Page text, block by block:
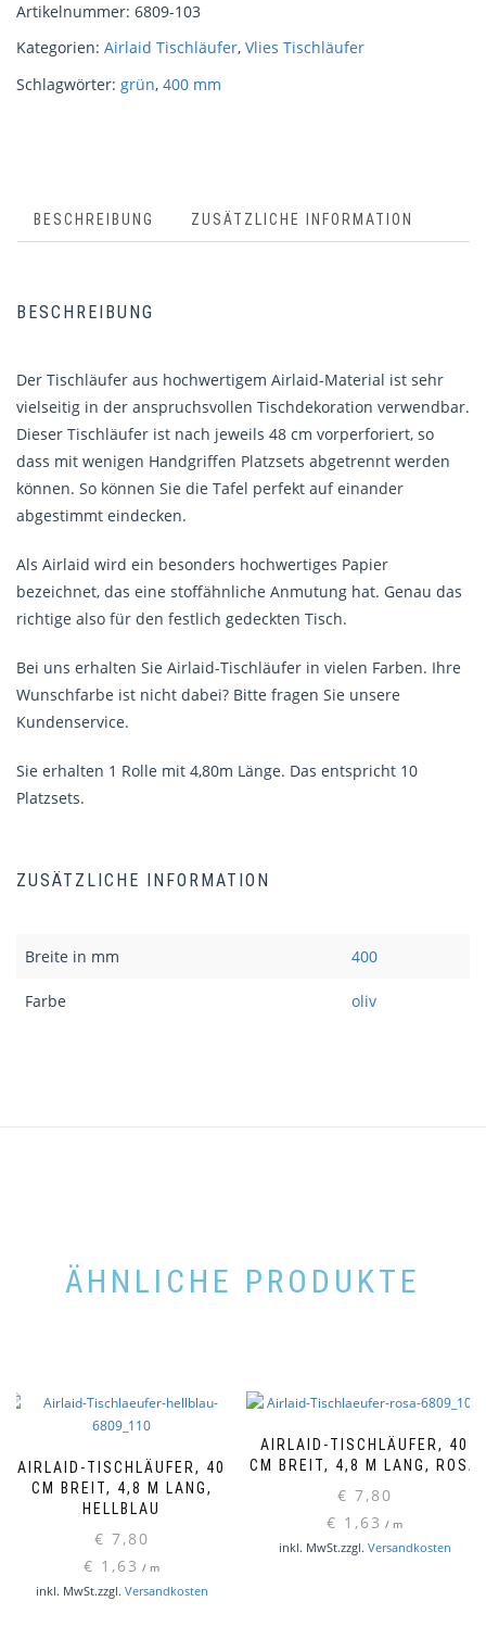
Artikelnummer: 6809-103
Kategorien: Airlaid Tischläufer, Vlies Tischläufer
Schlagwörter: grün, 400 mm
BESCHREIBUNG ZUSÄTZLICHE INFORMATION
BESCHREIBUNG
Der Tischläufer aus hochwertigem Airlaid-Material ist sehr
vielseitig in der anspruchsvollen Tischdekoration verwendbar.
Dieser Tischläufer ist nach jeweils 48 cm vorperforiert, so
dass mit wenigen Handgriffen Platzsets abgetrennt werden
können. So können Sie die Tafel perfekt auf einander
abgestimmt eindecken.
Als Airlaid wird ein besonders hochwertiges Papier
bezeichnet, das eine stoffähnliche Anmutung hat. Genau das
richtige also für den festlich gedeckten Tisch.
Bei uns erhalten Sie Airlaid-Tischläufer in vielen Farben. Ihre
Wunschfarbe ist nicht dabei? Bitte fragen Sie unsere
Kundenservice.
Sie erhalten 1 Rolle mit 4,80m Länge. Das entspricht 10
Platzsets.
ZUSÄTZLICHE INFORMATION
Breite in mm 400
Farbe oliv
ÄHNLICHE PRODUKTE
AIRLAID-TISCHLÄUFER, 40
CM BREIT, 4,8 M LANG,
HELLBLAU
€ 7,80
€ 1,63 / m
inkl. MwSt.zzgl. Versandkosten
AIRLAID-TISCHLÄUFER, 40
CM BREIT, 4,8 M LANG, ROSA
€ 7,80
€ 1,63 / m
inkl. MwSt.zzgl. Versandkosten